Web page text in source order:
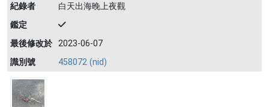
紀錄者
白天出海晚上夜觀
鑑定
最後修改於 2023-06-07
識別號
458072 (nid)